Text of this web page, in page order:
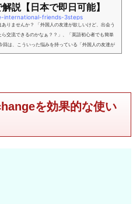
説【日本で即日可能】
international-friends-3steps
りませんか？ 「外国人の友達が欲しいけど、出会う
交流できるのかなぁ？？」、「英語初心者でも簡単
は、こういった悩みを持っている「外国人の友達が
がら簡単に外国人の友達ができる方法」を紹介した
を効果的な使い